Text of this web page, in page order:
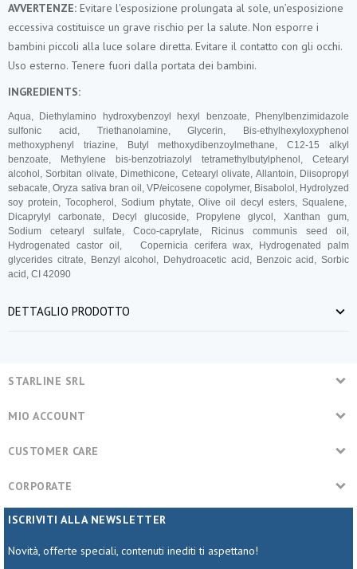
AVVERTENZE: Evitare l'esposizione prolungata al sole, un’esposizione
eccessiva costituisce un grave rischio per la salute. Non esporre i
bambini piccoli alla luce solare diretta. Evitare il contatto con gli occhi.
Uso esterno. Tenere fuori dalla portata dei bambini.
INGREDIENTS:
Aqua, Diethylamino hydroxybenzoyl hexyl benzoate, Phenylbenzimidazole
sulfonic acid, Triethanolamine, Glycerin, Bis-ethylhexyloxyphenol
methoxyphenyl triazine, Butyl methoxydibenzoylmethane, C12-15 alkyl
benzoate, Methylene bis-benzotriazolyl tetramethylbutylphenol, Cetearyl
alcohol, Sorbitan olivate, Dimethicone, Cetearyl olivate, Allantoin, Diisopropyl
sebacate, Oryza sativa bran oil, VP/eicosene copolymer, Bisabolol, Hydrolyzed
soy protein, Tocopherol, Sodium phytate, Olive oil decyl esters, Squalene,
Dicaprylyl carbonate, Decyl glucoside, Propylene glycol, Xanthan gum,
Sodium cetearyl sulfate, Coco-caprylate, Ricinus communis seed oil,
Hydrogenated castor oil,
Copernicia cerifera wax, Hydrogenated palm
glycerides citrate, Benzyl alcohol, Dehydroacetic acid, Benzoic acid, Sorbic
acid, CI 42090
DETTAGLIO PRODOTTO
STARLINE SRL
MIO ACCOUNT
CUSTOMER CARE
CORPORATE
ISCRIVITI ALLA NEWSLETTER
Novità, offerte speciali, contenuti inediti ti aspettano!